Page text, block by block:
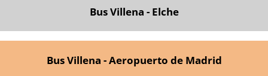
Bus Villena - Elche
Bus Villena - Aeropuerto de Madrid